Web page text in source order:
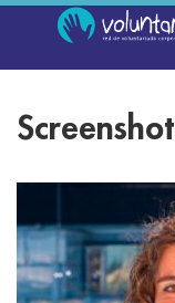
Screenshot